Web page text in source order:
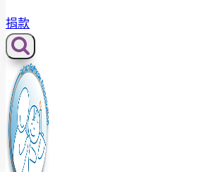
捐款